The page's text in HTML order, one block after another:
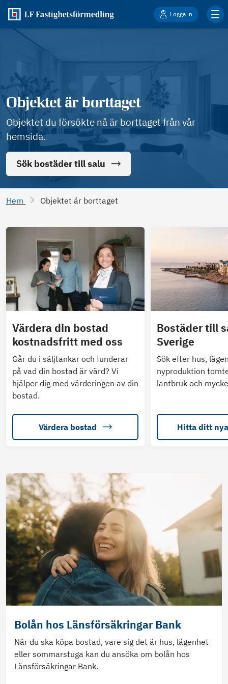
Logga in
Objektet är borttaget
Objektet du försökte nå är borttaget från vår
hemsida.
Sök bostäder till salu
Hem Objektet är borttaget
Värdera din bostad
kostnadsfritt med oss
Går du i säljtankar och funderar
på vad din bostad är värd? Vi
hjälper dig med värderingen av din
bostad.
Värdera bostad
Bostäder till
Sverige
Sök efter hus,
nyproduktion
lantbruk och
Hitta ditt
Bolån hos Länsförsäkringar Bank
När du ska köpa bostad, vare sig det är hus, lägenhet
eller sommarstuga kan du ansöka om bolån hos
Länsförsäkringar Bank.